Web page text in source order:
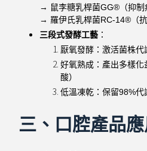
→ 鼠李糖乳桿菌GG®（抑制
→ 羅伊氏乳桿菌RC-14®（抗
三段式發酵工藝 ：
厭氧發酵：激活菌株代
好氧熟成：產出多樣
酸）
低溫凍乾：保留98%代
三、口腔產品應